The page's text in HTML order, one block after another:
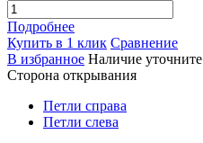
Подробнее
Купить в 1 клик Сравнение
В избранное Наличие уточните
Сторона открывания
Петли справа
Петли слева